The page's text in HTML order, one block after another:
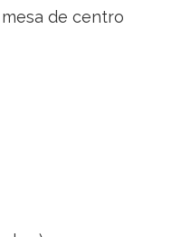
de centro